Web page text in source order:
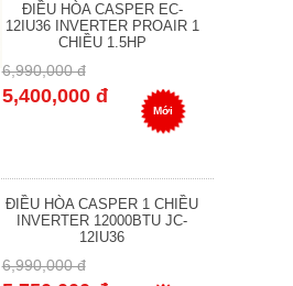
ĐIỀU HÒA CASPER EC-
12IU36 INVERTER PROAIR 1
CHIỀU 1.5HP
6,990,000 đ
5,400,000 đ
Mới
ĐIỀU HÒA CASPER 1 CHIỀU
INVERTER 12000BTU JC-
12IU36
6,990,000 đ